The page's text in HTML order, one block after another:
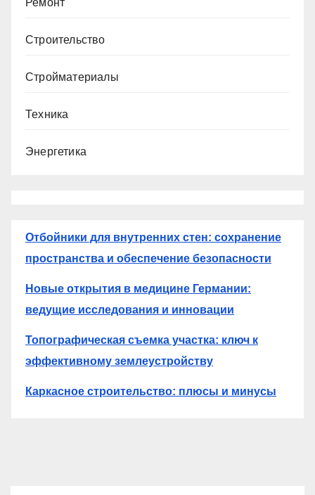
Строительство
Стройматериалы
Техника
Энергетика
Отбойники для внутренних стен: сохранение
пространства и обеспечение безопасности
Новые открытия в медицине Германии:
ведущие исследования и инновации
Топографическая съемка участка: ключ к
эффективному землеустройству
Каркасное строительство: плюсы и минусы